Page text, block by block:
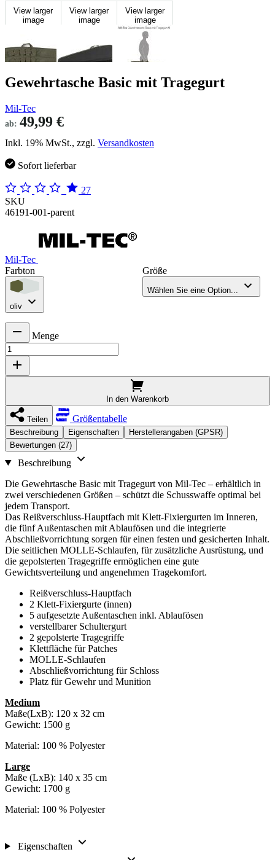
View larger
image
View larger
image
View larger
image
Gewehrtasche Basic mit Tragegurt
Mil-Tec
ab: 49,99 €
Inkl. 19% MwSt., zzgl. Versandkosten
Sofort lieferbar
27
SKU
46191-001-parent
Mil-Tec
Farbton
oliv
Größe
Wählen Sie eine Option...
Menge
In den Warenkorb
Teilen Größentabelle
Beschreibung Eigenschaften
Herstellerangaben (GPSR)
Bewertungen (27)
Beschreibung
Die Gewehrtasche Basic mit Tragegurt von Mil-Tec – erhältlich in
zwei verschiedenen Größen – schützt die Schusswaffe optimal bei
jedem Transport.
Das Reißverschluss-Hauptfach mit Klett-Fixiergurten im Inneren,
die fünf Außentaschen mit Ablaufösen und die integrierte
Abschließvorrichtung sorgen für einen festen und gesicherten Inhalt.
Die seitlichen MOLLE-Schlaufen, für zusätzliche Ausrüstung, und
die gepolsterten Tragegriffe ermöglichen eine gute
Gewichtsverteilung und angenehmen Tragekomfort.
Reißverschluss-Hauptfach
2 Klett-Fixiergurte (innen)
5 aufgesetzte Außentaschen inkl. Ablaufösen
verstellbarer Schultergurt
2 gepolsterte Tragegriffe
Klettfläche für Patches
MOLLE-Schlaufen
Abschließvorrichtung für Schloss
Platz für Gewehr und Munition
Medium
Maße(LxB): 120 x 32 cm
Gewicht: 1500 g
Material: 100 % Polyester
Large
Maße (LxB): 140 x 35 cm
Gewicht: 1700 g
Material: 100 % Polyester
Eigenschaften